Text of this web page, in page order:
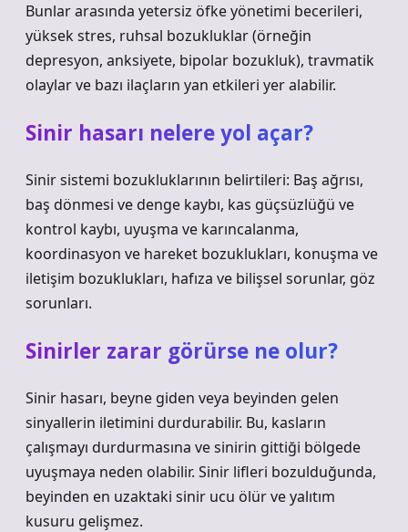
Bunlar arasında yetersiz öfke yönetimi becerileri,
yüksek stres, ruhsal bozukluklar (örneğin
depresyon, anksiyete, bipolar bozukluk), travmatik
olaylar ve bazı ilaçların yan etkileri yer alabilir.
Sinir hasarı nelere yol açar?
Sinir sistemi bozukluklarının belirtileri: Baş ağrısı,
baş dönmesi ve denge kaybı, kas güçsüzlüğü ve
kontrol kaybı, uyuşma ve karıncalanma,
koordinasyon ve hareket bozuklukları, konuşma ve
iletişim bozuklukları, hafıza ve bilişsel sorunlar, göz
sorunları.
Sinirler zarar görürse ne olur?
Sinir hasarı, beyne giden veya beyinden gelen
sinyallerin iletimini durdurabilir. Bu, kasların
çalışmayı durdurmasına ve sinirin gittiği bölgede
uyuşmaya neden olabilir. Sinir lifleri bozulduğunda,
beyinden en uzaktaki sinir ucu ölür ve yalıtım
kusuru gelişmez.